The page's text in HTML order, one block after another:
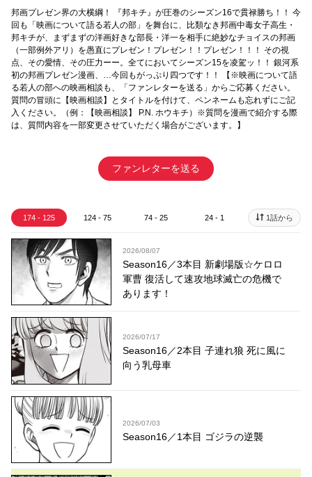
邦画プレゼン界の大横綱！ 『邦キチ』が圧巻のシーズン16で貫禄勝ち！！ 今
回も「映画について語る若人の部」を舞台に、比類なき邦画中毒女子高生・
邦キチが、まずまずの洋画好きな部長・洋一を相手に絶妙なチョイスの邦画
（一部例外アリ）を愚直にプレゼン！プレゼン！！プレゼン！！！ その視
点、その愛情、その圧力ーー。全てにおいてシーズン15を凌駕ッ！！ 銀河系
初の邦画プレゼン漫画、…今回もがっぷり四つです！！ 【※映画について語
る若人の部への映画相談も、「ファンレターを送る」からご応募ください。
質問の冒頭に【映画相談】とタイトルを付けて、ペンネームも忘れずにご記
入ください。（例：【映画相談】 P.N. ホウキチ）※質問を漫画で紹介する際
は、質問内容を一部変更させていただく場合がございます。】
ファンレターを送る
174 - 125 124 - 75 74 - 25 24 - 1 1話から
2026/08/07
Season16／3本目 新劇場版☆ケロロ
軍曹 復活して速攻地球滅亡の危機で
あります！
2026/07/17
Season16／2本目 子連れ狼 死に風に
向う乳母車
2026/07/03
Season16／1本目 ゴジラの逆襲